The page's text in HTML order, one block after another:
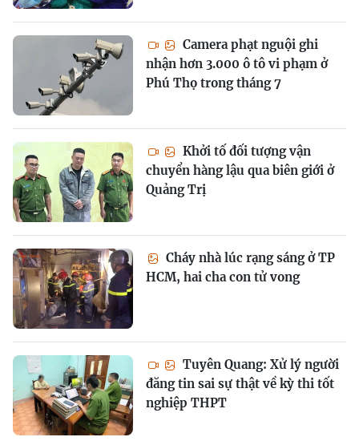
Camera phạt nguội ghi
nhận hơn 3.000 ô tô vi phạm ở
Phú Thọ trong tháng 7
Khởi tố đối tượng vận
chuyển hàng lậu qua biên giới ở
Quảng Trị
Cháy nhà lúc rạng sáng ở TP
HCM, hai cha con tử vong
Tuyên Quang: Xử lý người
đăng tin sai sự thật về kỳ thi tốt
nghiệp THPT